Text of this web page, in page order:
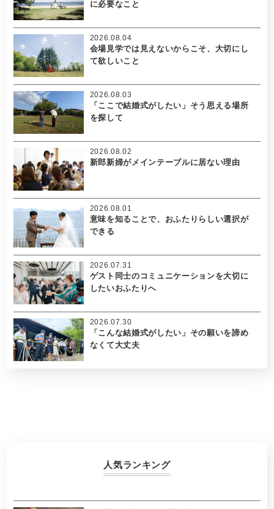
に必要なこと
会場見学では見えないからこそ、大切にし
て欲しいこと
2026.08.04
「ここで結婚式がしたい」そう思える場所
を探して
2026.08.03
新郎新婦がメインテーブルに居ない理由
2026.08.02
意味を知ることで、おふたりらしい選択が
できる
2026.08.01
ゲスト同士のコミュニケーションを大切に
したいおふたりへ
2026.07.31
「こんな結婚式がしたい」その願いを諦め
なくて大丈夫
2026.07.30
人気ランキング